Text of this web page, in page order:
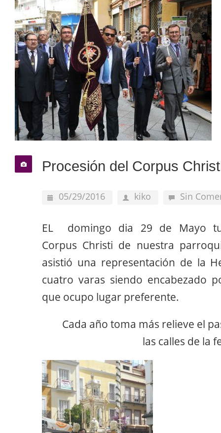
Procesión del Corpus
05/29/2016 kiko Sin
EL domingo dia 29 de Mayo
Corpus Christi de nuestra
asistió una representación de la
cuatro varas siendo encabezado
que ocupo lugar preferente.
Cada año toma más relieve el
las calles de la